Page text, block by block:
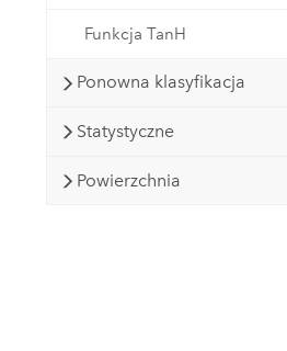
Funkcja TanH
Ponowna klasyfikacja
Statystyczne
Powierzchnia